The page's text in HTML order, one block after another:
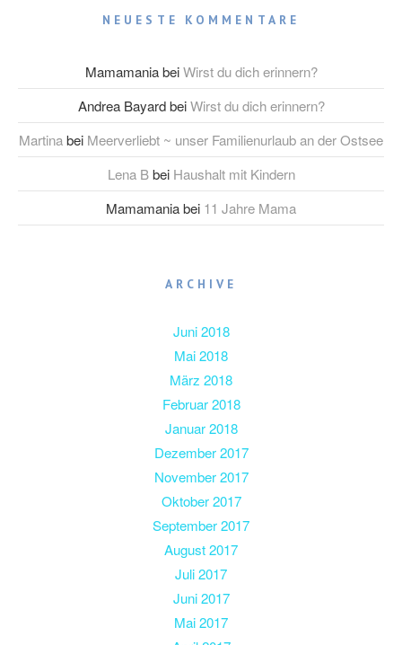
NEUESTE KOMMENTARE
MamamaniabeiWirst du dich erinnern?
Andrea BayardbeiWirst du dich erinnern?
Martinabei Meerverliebt ~ unser Familienurlaub an der Ostsee
Lena Bbei Haushalt mit Kindern
Mamamaniabei 11 Jahre Mama
ARCHIVE
Juni 2018
Mai 2018
März 2018
Februar 2018
Januar 2018
Dezember 2017
November 2017
Oktober 2017
September 2017
August 2017
Juli 2017
Juni 2017
Mai 2017